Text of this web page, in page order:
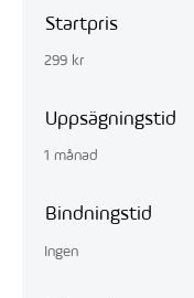
Startpris
299 kr
Uppsägningstid
1 månad
Bindningstid
Ingen